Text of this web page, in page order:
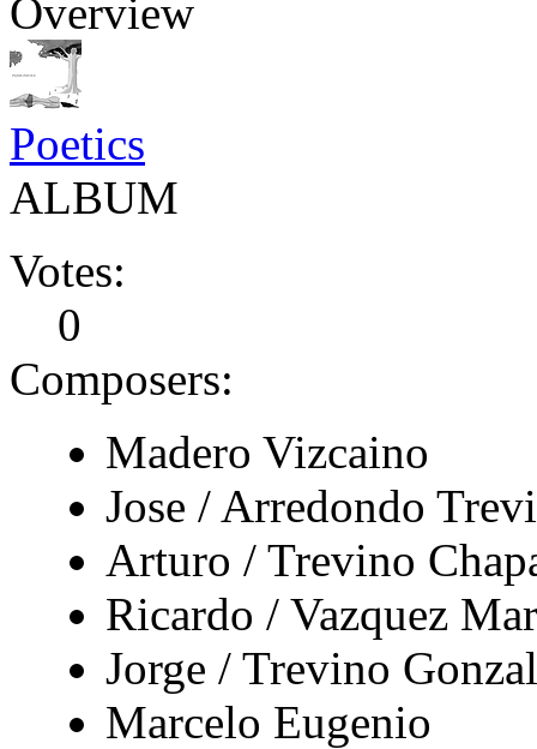
Overview
Poetics
ALBUM
Votes:
0
Composers:
Madero Vizcaino
Jose / Arredondo
Arturo / Trevino
Ricardo / Vazquez
Jorge / Trevino
Marcelo Eugenio